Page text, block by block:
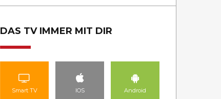
DAS TV IMMER MIT DIR
Smart TV IOS Android